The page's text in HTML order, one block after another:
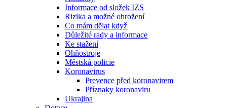
Informace od složek IZS
Rizika a možné ohrožení
Co mám dělat když
Důležité rady a informace
Ke stažení
Ohňostroje
Městská policie
Koronavirus
Prevence před koronavirem
Příznaky koronaviru
Ukrajina